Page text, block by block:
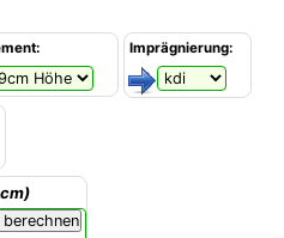
Imprägnierung: